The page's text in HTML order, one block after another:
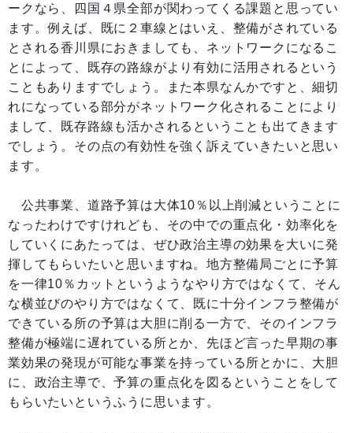
ークなら、四国４県全部が関わってくる課題と思ってい
ます。例えば、既に２車線とはいえ、整備がされている
とされる香川県におきましても、ネットワークになるこ
とによって、既存の路線がより有効に活用されるという
こともありますでしょう。また本県なんかですと、細切
れになっている部分がネットワーク化されることにより
まして、既存路線も活かされるということも出てきます
でしょう。その点の有効性を強く訴えていきたいと思い
ます。
公共事業、道路予算は大体10％以上削減ということに
なったわけですけれども、その中での重点化・効率化を
していくにあたっては、ぜひ政治主導の効果を大いに発
揮してもらいたいと思いますね。地方整備局ごとに予算
を一律10％カットというようなやり方ではなくて、そん
な横並びのやり方ではなくて、既に十分インフラ整備が
できている所の予算は大胆に削る一方で、そのインフラ
整備が極端に遅れている所とか、先ほど言った早期の事
業効果の発現が可能な事業を持っている所とかに、大胆
に、政治主導で、予算の重点化を図るということをして
もらいたいというふうに思います。